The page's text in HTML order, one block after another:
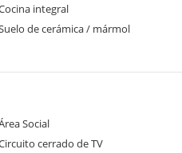
integral
de cerámica / mármol
Social
cerrado de TV